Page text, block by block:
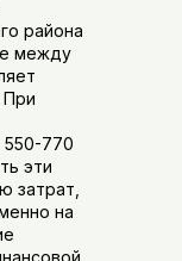
района
между
При
550-770
эти
затрат,
на